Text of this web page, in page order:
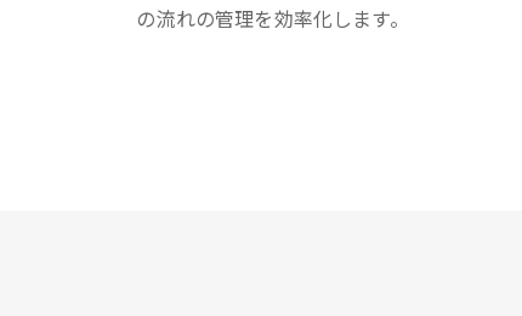
の流れの管理を効率化します。